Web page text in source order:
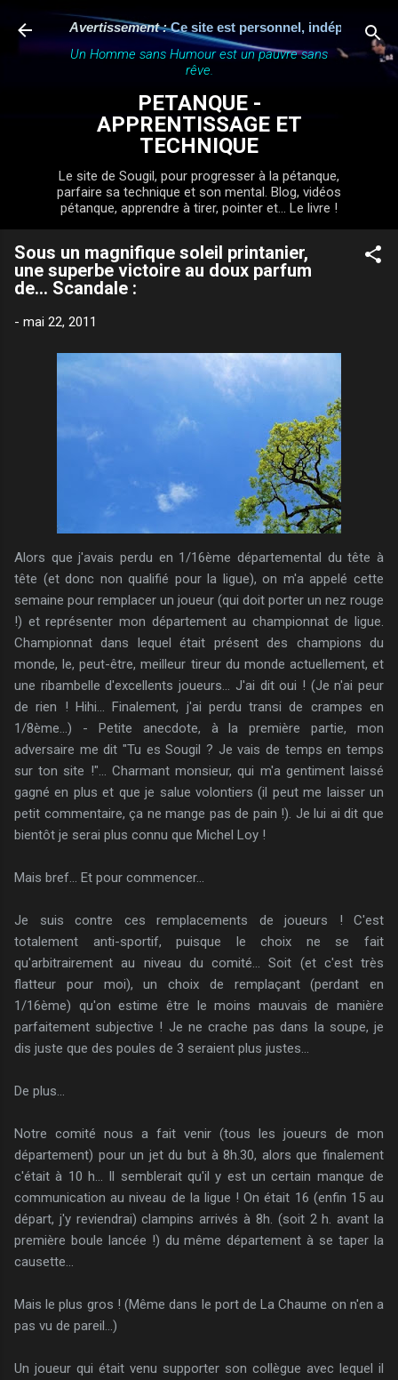
Accéder au contenu principal
Avertissement : Ce site est personnel, indépendant et
Un Homme sans Humour est un pauvre sans
rêve.
PETANQUE -
APPRENTISSAGE ET
TECHNIQUE
Le site de Sougil, pour progresser à la pétanque,
parfaire sa technique et son mental. Blog, vidéos
pétanque, apprendre à tirer, pointer et... Le livre !
Sous un magnifique soleil printanier,
une superbe victoire au doux parfum
de... Scandale :
- mai 22, 2011
Alors que j'avais perdu en 1/16ème départemental du tête à
tête (et donc non qualifié pour la ligue), on m'a appelé cette
semaine pour remplacer un joueur (qui doit porter un nez rouge
!) et représenter mon département au championnat de ligue.
Championnat dans lequel était présent des champions du
monde, le, peut-être, meilleur tireur du monde actuellement, et
une ribambelle d'excellents joueurs... J'ai dit oui ! (Je n'ai peur
de rien ! Hihi... Finalement, j'ai perdu transi de crampes en
1/8ème...) - Petite anecdote, à la première partie, mon
adversaire me dit "Tu es Sougil ? Je vais de temps en temps
sur ton site !"... Charmant monsieur, qui m'a gentiment laissé
gagné en plus et que je salue volontiers (il peut me laisser un
petit commentaire, ça ne mange pas de pain !). Je lui ai dit que
bientôt je serai plus connu que Michel Loy !
Mais bref... Et pour commencer...
Je suis contre ces remplacements de joueurs ! C'est
totalement anti-sportif, puisque le choix ne se fait
qu'arbitrairement au niveau du comité... Soit (et c'est très
flatteur pour moi), un choix de remplaçant (perdant en
1/16ème) qu'on estime être le moins mauvais de manière
parfaitement subjective ! Je ne crache pas dans la soupe, je
dis juste que des poules de 3 seraient plus justes...
De plus...
Notre comité nous a fait venir (tous les joueurs de mon
département) pour un jet du but à 8h.30, alors que finalement
c'était à 10 h... Il semblerait qu'il y est un certain manque de
communication au niveau de la ligue ! On était 16 (enfin 15 au
départ, j'y reviendrai) clampins arrivés à 8h. (soit 2 h. avant la
première boule lancée !) du même département à se taper la
causette...
Mais le plus gros ! (Même dans le port de La Chaume on n'en a
pas vu de pareil...)
Un joueur qui était venu supporter son collègue avec lequel il